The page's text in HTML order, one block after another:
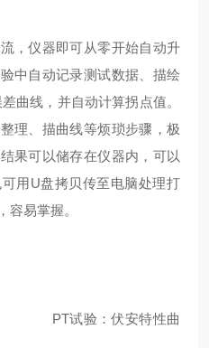
，仪器即可从零开始自动升
中自动记录测试数据、描绘
曲线，并自动计算拐点值。
理、描曲线等烦琐步骤，极
果可以储存在仪器内，可以
用U盘拷贝传至电脑处理打
容易掌握。
PT试验：伏安特性曲